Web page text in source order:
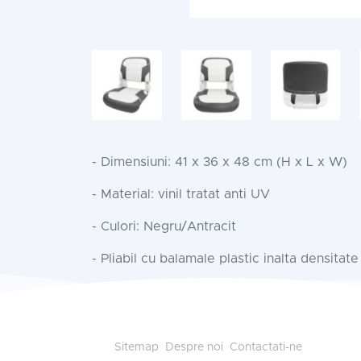
- Dimensiuni: 41 x 36 x 48 cm (H x L x W)
- Material: vinil tratat anti UV
- Culori: Negru/Antracit
- Pliabil cu balamale plastic inalta
Sitemap Despre noi Contactati-ne